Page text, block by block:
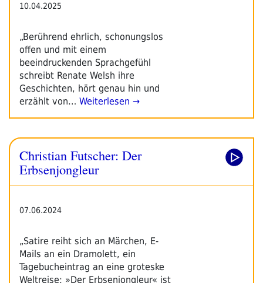
10.04.2025
„Berührend ehrlich, schonungslos
offen und mit einem
beeindruckenden Sprachgefühl
schreibt Renate Welsh ihre
Geschichten, hört genau hin und
erzählt von… Weiterlesen →
Christian Futscher: Der
Erbsenjongleur
07.06.2024
„Satire reiht sich an Märchen, E-
Mails an ein Dramolett, ein
Tagebucheintrag an eine groteske
Weltreise: »Der Erbsenjongleur« ist